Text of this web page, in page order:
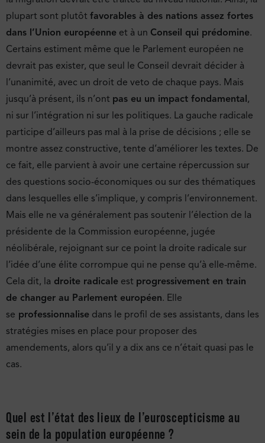
plupart sont plutôt favorables à des nations assez fortes
dans l’Union européenne et à un Conseil qui prédomine.
Certains estiment même que le Parlement européen ne
devrait pas exister, que seul le Conseil devrait décider à
l’unanimité, avec un droit de veto de chaque pays. Mais
jusqu’à présent, ils n’ont pas eu un impact fondamental,
ni sur l’intégration ni sur les politiques. La gauche radicale
participe d’ailleurs pas mal à la prise de décisions ; elle se
montre assez constructive, tente d’améliorer les textes. De
ce fait, elle parvient à avoir une certaine répercussion sur
des questions socio-économiques ou sur des thématiques
dans lesquelles elle s’implique, y compris l’environnement.
Mais elle ne va généralement pas soutenir l’élection de la
présidente de la Commission européenne, jugée
néolibérale, rejoignant sur ce point la droite radicale sur
l’idée d’une élite corrompue qui ne pense qu’à elle-même.
Cela dit, la droite radicale est progressivement en train
de changer au Parlement européen. Elle
se professionnalise dans le profil de ses assistants, dans les
stratégies mises en place pour proposer des
amendements, alors qu’il y a dix ans ce n’était quasi pas le
cas.
Quel est l’état des lieux de l’euroscepticisme au
sein de la population européenne ?